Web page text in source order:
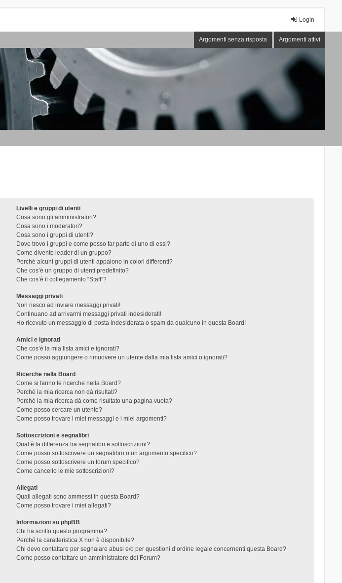
Login
Argomenti senza risposta Argomenti attivi
Livelli e gruppi di utenti
Cosa sono gli amministratori?
Cosa sono i moderatori?
Cosa sono i gruppi di utenti?
Dove trovo i gruppi e come posso far parte di uno di essi?
Come divento leader di un gruppo?
Perché alcuni gruppi di utenti appaiono in colori differenti?
Che cos’è un gruppo di utenti predefinito?
Che cos’è il collegamento “Staff”?
Messaggi privati
Non riesco ad inviare messaggi privati!
Continuano ad arrivarmi messaggi privati indesiderati!
Ho ricevuto un messaggio di posta indesiderata o spam da qualcuno in questa Board!
Amici e ignorati
Che cos’è la mia lista amici e ignorati?
Come posso aggiungere o rimuovere un utente dalla mia lista amici o ignorati?
Ricerche nella Board
Come si fanno le ricerche nella Board?
Perché la mia ricerca non dà risultati?
Perché la mia ricerca dà come risultato una pagina vuota?
Come posso cercare un utente?
Come posso trovare i miei messaggi e i miei argomenti?
Sottoscrizioni e segnalibri
Qual è la differenza fra segnalibri e sottoscrizioni?
Come posso sottoscrivere un segnalibro o un argomento specifico?
Come posso sottoscrivere un forum specifico?
Come cancello le mie sottoscrizioni?
Allegati
Quali allegati sono ammessi in questa Board?
Come posso trovare i miei allegati?
Informazioni su phpBB
Chi ha scritto questo programma?
Perché la caratteristica X non è disponibile?
Chi devo contattare per segnalare abusi e/o per questioni d’ordine legale concernenti questa Board?
Come posso contattare un amministratore del Forum?